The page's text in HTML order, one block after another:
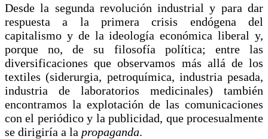
Desde la segunda revolución industrial y para dar
respuesta a la primera crisis endógena del
capitalismo y de la ideología económica liberal y,
porque no, de su filosofía política; entre las
diversificaciones que observamos más allá de los
textiles (siderurgia, petroquímica, industria pesada,
industria de laboratorios medicinales) también
encontramos la explotación de las comunicaciones
con el periódico y la publicidad, que procesualmente
se dirigiría a la propaganda.